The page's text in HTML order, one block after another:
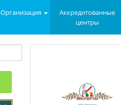
Организация
Аккредитованные
центры